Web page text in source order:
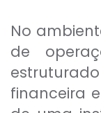
No
de
financeira